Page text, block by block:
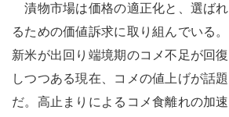
漬物市場は価格の適正化と、選ばれ
るための価値訴求に取り組んでいる。
新米が出回り端境期のコメ不足が回復
しつつある現在、コメの値上げが話題
だ。高止まりによるコメ食離れの加速